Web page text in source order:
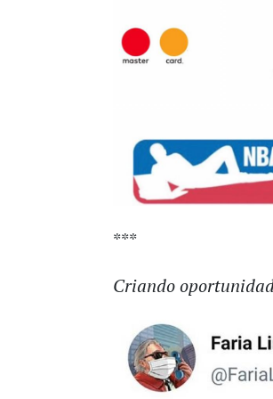
***
Criando